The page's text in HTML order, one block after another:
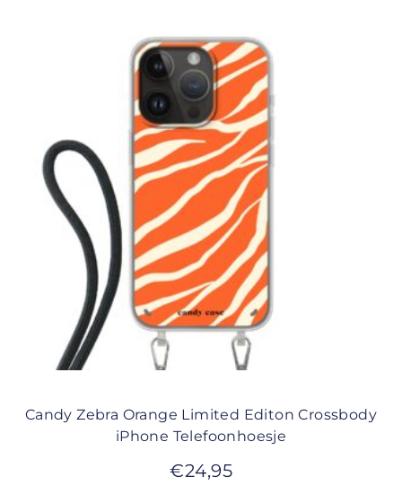
Candy Zebra Orange Limited Editon Crossbody
iPhone Telefoonhoesje
€24,95